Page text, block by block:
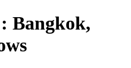
Bangkok,